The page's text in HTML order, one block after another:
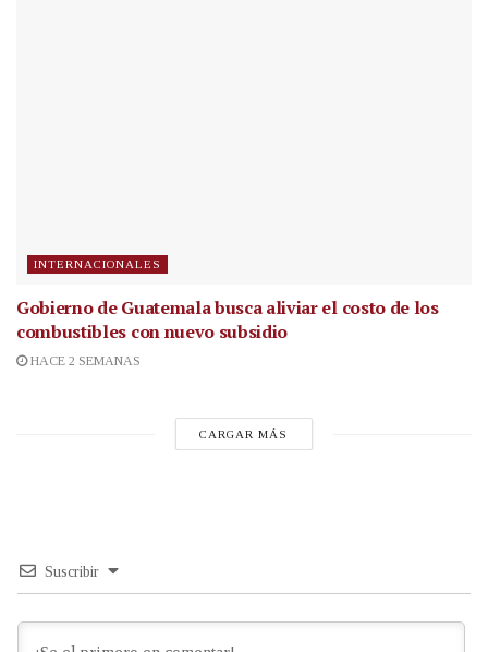
INTERNACIONALES
Gobierno de Guatemala busca aliviar el costo de los
combustibles con nuevo subsidio
HACE 2 SEMANAS
CARGAR MÁS
Suscribir